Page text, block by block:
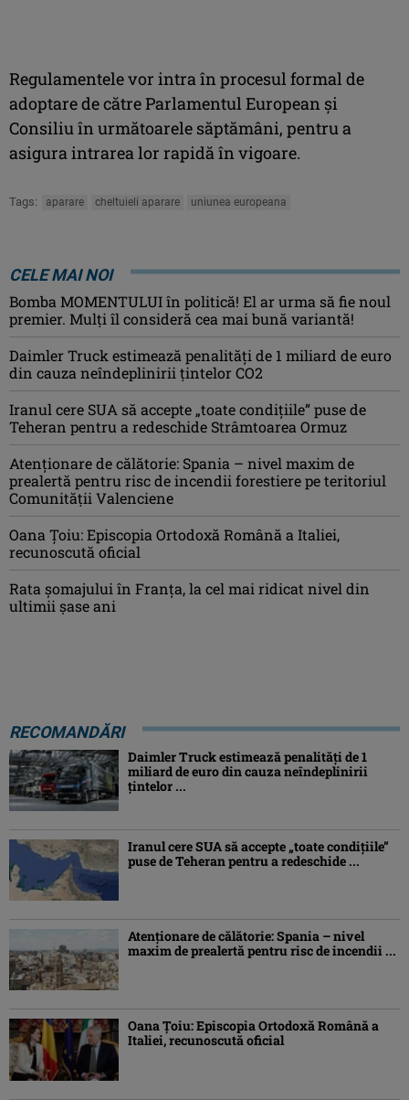
Regulamentele vor intra în procesul formal de
adoptare de către Parlamentul European şi
Consiliu în următoarele săptămâni, pentru a
asigura intrarea lor rapidă în vigoare.
Tags: aparare cheltuieli aparare uniunea europeana
CELE MAI NOI
Bomba MOMENTULUI în politică! El ar urma să fie noul
premier. Mulți îl consideră cea mai bună variantă!
Daimler Truck estimează penalități de 1 miliard de euro
din cauza neîndeplinirii țintelor CO2
Iranul cere SUA să accepte „toate condiţiile” puse de
Teheran pentru a redeschide Strâmtoarea Ormuz
Atenţionare de călătorie: Spania – nivel maxim de
prealertă pentru risc de incendii forestiere pe teritoriul
Comunităţii Valenciene
Oana Ţoiu: Episcopia Ortodoxă Română a Italiei,
recunoscută oficial
Rata şomajului în Franța, la cel mai ridicat nivel din
ultimii şase ani
RECOMANDĂRI
Daimler Truck estimează penalități de 1
miliard de euro din cauza neîndeplinirii
țintelor ...
Iranul cere SUA să accepte „toate condiţiile”
puse de Teheran pentru a redeschide ...
Atenţionare de călătorie: Spania – nivel
maxim de prealertă pentru risc de incendii ...
Oana Ţoiu: Episcopia Ortodoxă Română a
Italiei, recunoscută oficial